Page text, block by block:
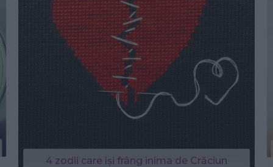
4 zodii care își frâng inima de Crăciun